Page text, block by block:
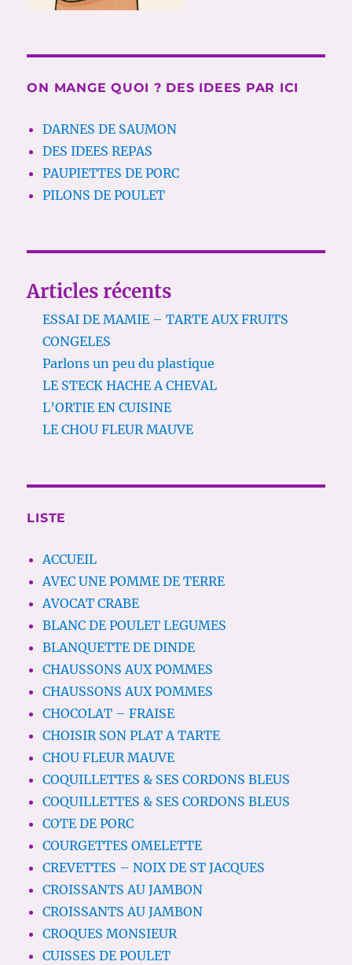
ON MANGE QUOI ? DES IDEES PAR ICI
DARNES DE SAUMON
DES IDEES REPAS
PAUPIETTES DE PORC
PILONS DE POULET
Articles récents
ESSAI DE MAMIE – TARTE AUX FRUITS
CONGELES
Parlons un peu du plastique
LE STECK HACHE A CHEVAL
L’ORTIE EN CUISINE
LE CHOU FLEUR MAUVE
LISTE
ACCUEIL
AVEC UNE POMME DE TERRE
AVOCAT CRABE
BLANC DE POULET LEGUMES
BLANQUETTE DE DINDE
CHAUSSONS AUX POMMES
CHAUSSONS AUX POMMES
CHOCOLAT – FRAISE
CHOISIR SON PLAT A TARTE
CHOU FLEUR MAUVE
COQUILLETTES & SES CORDONS BLEUS
COQUILLETTES & SES CORDONS BLEUS
COTE DE PORC
COURGETTES OMELETTE
CREVETTES – NOIX DE ST JACQUES
CROISSANTS AU JAMBON
CROISSANTS AU JAMBON
CROQUES MONSIEUR
CUISSES DE POULET